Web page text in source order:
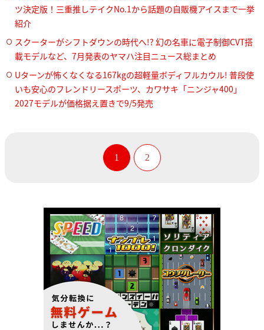
ツ決定版！三重推しテイクNo.1から話題の自販機アイスまで一挙
紹介
スクーターがシフトダウンの時代へ!? 幻の名車に電子制御CVT搭
載モデルなど、7月発表のヤマハ注目ニュース総まとめ
Uターンが怖くなくなる167kgの超軽量ボディフルカウル! 普段使
いも安心のフレンドリースポーツ、カワサキ「ニンジャ400」
2027モデルが価格据え置きで9/5発売
1 2